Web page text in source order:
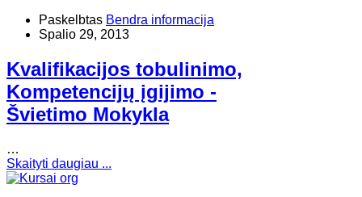
Paskelbtas Bendra informacija
Spalio 29, 2013
Kvalifikacijos tobulinimo,
Kompetencijų įgijimo -
Švietimo Mokykla
…
Skaityti daugiau ...